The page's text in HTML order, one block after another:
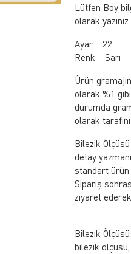
Lütfen Boy
olarak yazınız.
Ayar 22
Renk Sarı
Ürün
olarak %1
durumda
olarak
Bilezik
detay
standart ürün
Sipariş
ziyaret
Bilezik
bilezik